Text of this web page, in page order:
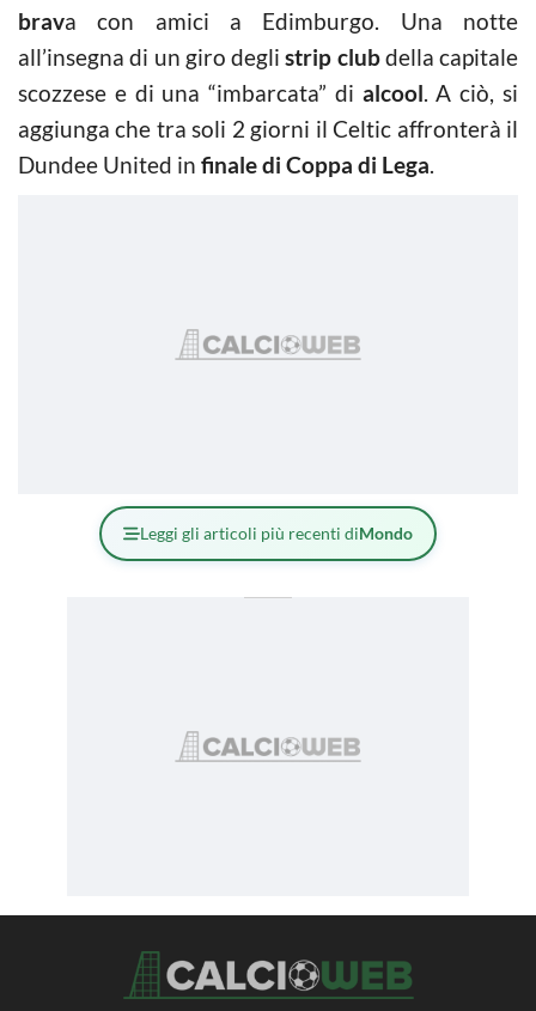
brava con amici a Edimburgo. Una notte
all’insegna di un giro deglistrip clubdella capitale
scozzese e di una “imbarcata” di alcool. A ciò, si
aggiunga che tra soli 2 giorni il Celtic affronterà il
Dundee United in finale di Coppa di Lega.
Leggi gli articoli più recenti diMondo